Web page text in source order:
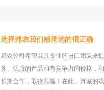
选择邦农我们感觉选的很正确
邦农公司希望以其专业的进口团队来
务、优质的产品和有竞争力的价格，
长期合作，取得共赢！在此，真诚的